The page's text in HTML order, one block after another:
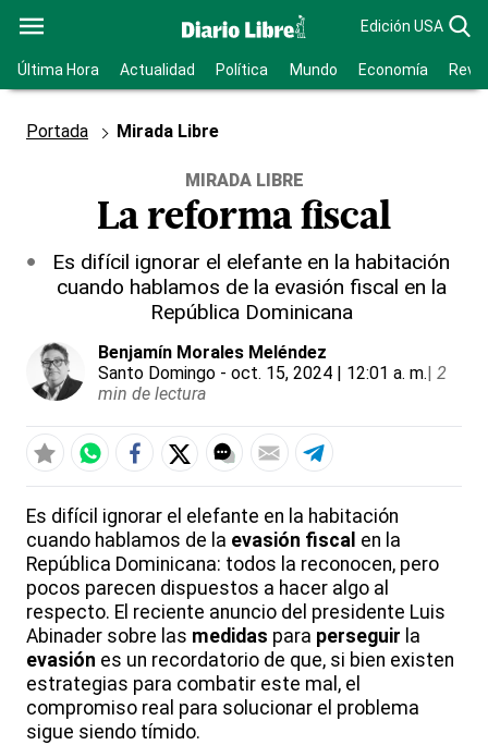
Edición USA
Última Hora Actualidad Política Mundo Economía
Portada Mirada Libre
MIRADA LIBRE
La reforma fiscal
Es difícil ignorar el elefante en la habitación
cuando hablamos de la evasión fiscal en la
República Dominicana
Benjamín Morales Meléndez
Santo Domingo - oct. 15, 2024 | 12:01 a. m.| 2
min de lectura
Es difícil ignorar el elefante en la habitación
cuando hablamos de la evasión fiscal en la
República Dominicana: todos la reconocen, pero
pocos parecen dispuestos a hacer algo al
respecto. El reciente anuncio del presidente Luis
Abinader sobre las medidas para perseguir la
evasión es un recordatorio de que, si bien existen
estrategias para combatir este mal, el
compromiso real para solucionar el problema
sigue siendo tímido.